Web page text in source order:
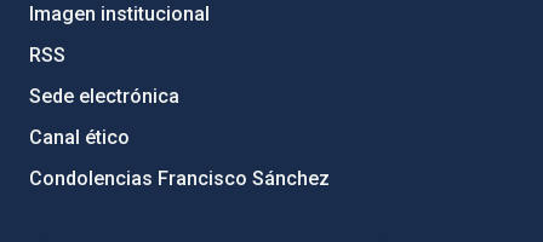
Imagen institucional
RSS
Sede electrónica
Canal ético
Condolencias Francisco Sánchez